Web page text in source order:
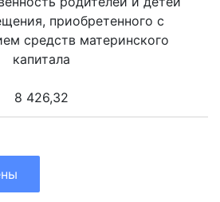
приобретенного с
средств материнского
капитала
8 426,32